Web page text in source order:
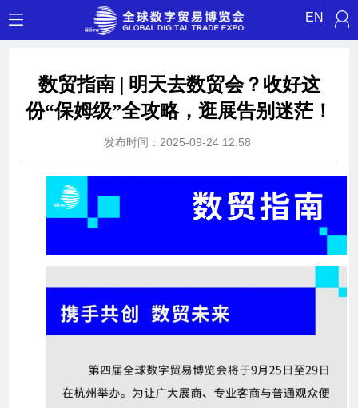
EN
数贸指南 | 明天去数贸会？收好这
份“保姆级”全攻略，逛展告别迷茫！
发布时间：2025-09-24 12:58